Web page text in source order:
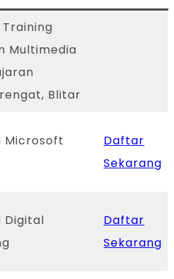
Training
Multimedia
Blitar
Microsoft
Daftar
Sekarang
Digital
Daftar
Sekarang